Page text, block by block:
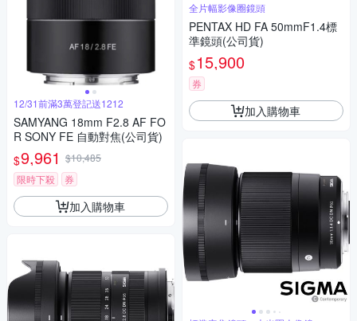
12/31前滿3萬登記送1212
SAMYANG 18mm F2.8 AF FO
R SONY FE 自動對焦(公司貨)
$9,961 $10,485
限時下殺
券
加入購物車
全片幅影像圈鏡頭
PENTAX HD FA 50mmF1.4標
準鏡頭(公司貨)
$15,900
券
加入購物車